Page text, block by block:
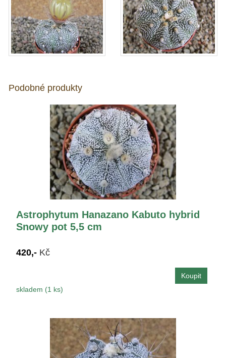
Podobné produkty
Astrophytum Hanazano Kabuto hybrid
Snowy pot 5,5 cm
420,- Kč
skladem (1 ks)